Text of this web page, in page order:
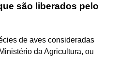
são liberados pelo
de aves consideradas
da Agricultura, ou